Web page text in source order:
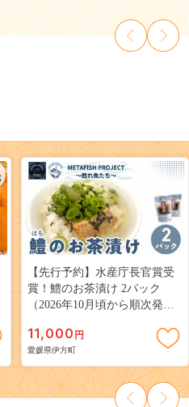
【先行予約】水産庁長官賞受
賞！鱧のお茶漬け 2パック
（2026年10月頃から順次発
11,000 円
愛媛県伊方町